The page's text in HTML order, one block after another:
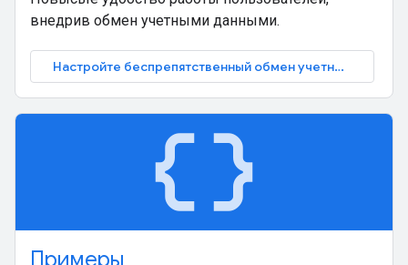
внедрив обмен учетными данными.
Настройте беспрепятственный обмен учетными данными
data_object
Примеры